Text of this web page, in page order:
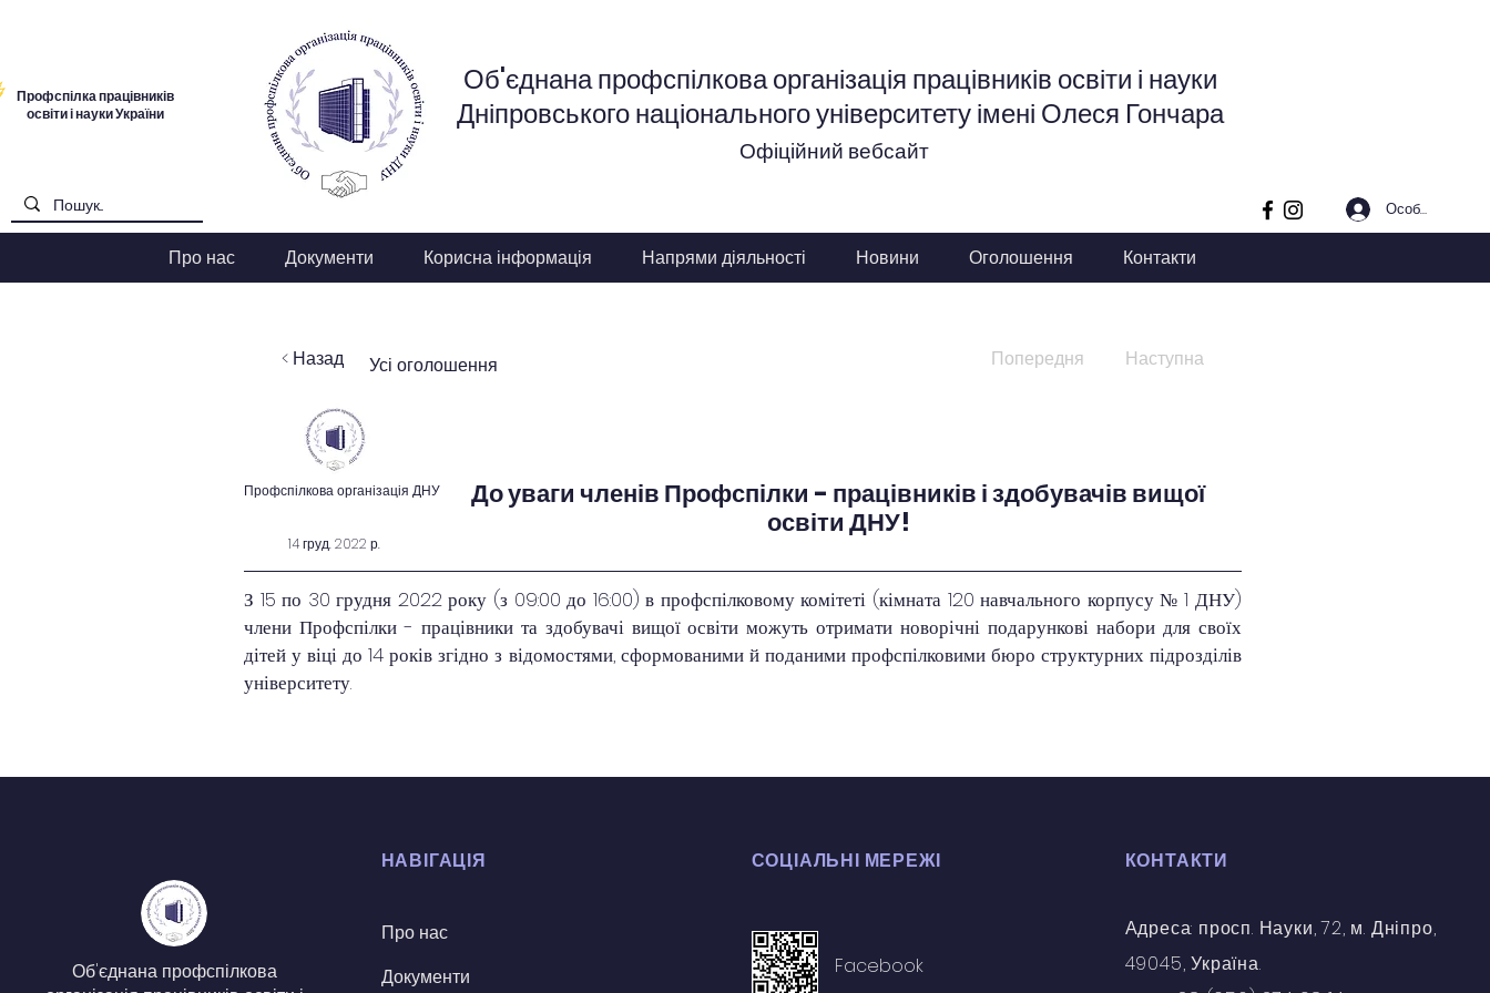
Профспілка працівників
освіти і науки України
Об'єднана профспілкова організація працівників освіти і науки
Дніпровського національного університету імені Олеся Гончара
Офіційний вебсайт
Особистий
Про нас Документи Корисна інформація Напрями діяльності Новини Оголошення Контакти
< Назад Усі оголошення Попередня Наступна
Профспілкова організація ДНУ
14 груд. 2022 р.
До уваги членів Профспілки - працівників і здобувачів вищої
освіти ДНУ!
З 15 по 30 грудня 2022 року (з 09:00 до 16:00) в профспілковому комітеті (кімната 120 навчального корпусу № 1 ДНУ)
члени Профспілки - працівники та здобувачі вищої освіти можуть отримати новорічні подарункові набори для своїх
дітей у віці до 14 років згідно з відомостями, сформованими й поданими профспілковими бюро структурних підрозділів
університету.
Об'єднана профспілкова
НАВІГАЦІЯ
Про нас
Документи
СОЦІАЛЬНІ МЕРЕЖІ
Facebook
КОНТАКТИ
Адреса: просп. Науки, 72, м. Дніпро,
49045, Україна.